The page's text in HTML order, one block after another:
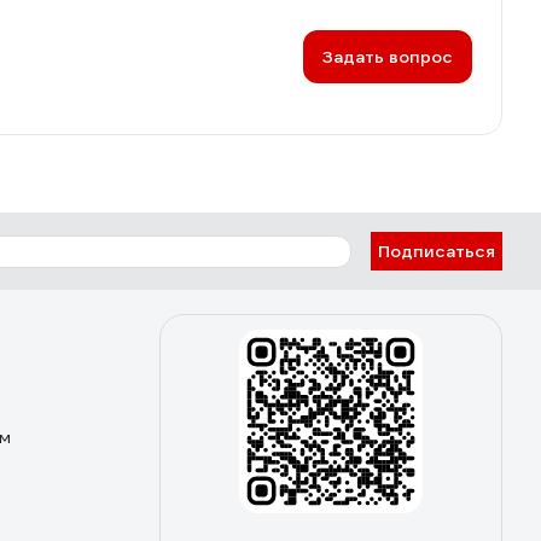
Задать вопрос
Подписаться